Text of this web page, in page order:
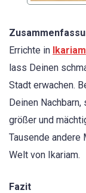
Errichte in Ikariam
lass Deinen
Stadt erwachen.
Deinen
größer und
Tausende
Welt von Ikariam.
Fazit